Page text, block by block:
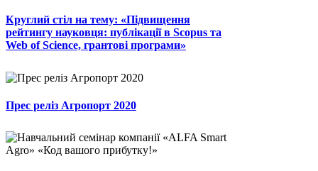
Круглий стіл на тему: «Підвищення
рейтингу науковця: публікації в Scopus та
Web of Science, грантові програми»
Прес реліз Агропорт 2020